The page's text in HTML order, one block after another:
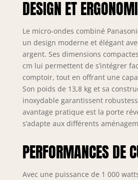
DESIGN ET
Le micro-ondes combiné
un design moderne et élégant
argent. Ses dimensions
cm lui permettent de s’intégrer
comptoir, tout en offrant une
Son poids de 13,8 kg et sa
inoxydable garantissent
avantage pratique est la porte
s’adapte aux différents
PERFORMANCES DE
Avec une puissance de 1 000